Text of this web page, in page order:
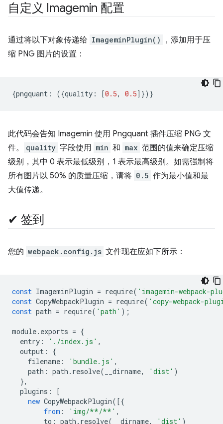
自定义 Imagemin 配置
通过将以下对象传递给 ImageminPlugin()
，添加用于压
缩 PNG 图片的设置：
{pngquant : ({quality : [0.5, 0.5]})}
此代码会告知 Imagemin 使用 Pngquant 插件压缩 PNG 文
件。
quality 字段使用 min 和 max 范围的值来确定压缩
级别，其中 0 表示最低级别，1 表示最高级别。如需强制将
所有图片以 50% 的质量压缩，请将 0.5 作为最小值和最
大值传递。
✔︎ 签到
您的 webpack.config.js 文件现在应如下所示：
const ImageminPlugin = require( 'imagemin-webpack-
const CopyWebpackPlugin = require( 'copy-webpack-
const path = require( 'path' );
module. exports = {
entry : './index.js' ,
output :
{
filename : 'bundle.js' ,
path : path . resolve( __dirname, 'dist' )
},
plugins :
[
new CopyWebpackPlugin([{
from : 'img/**/**' ,
to : path . resolve( __dirname, 'dist' )